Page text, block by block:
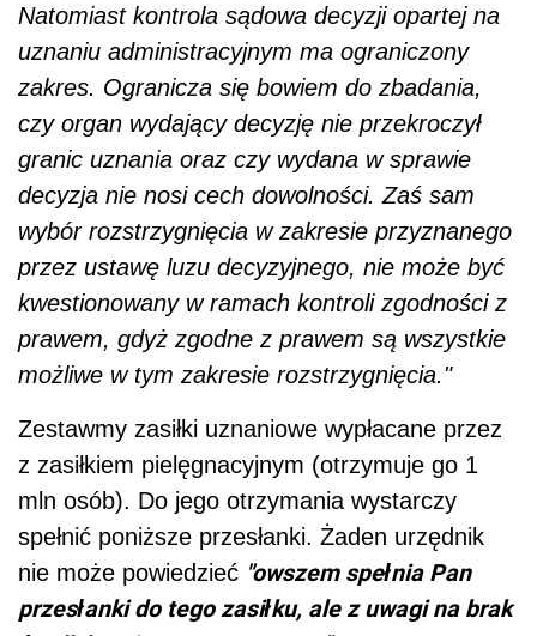
Natomiast kontrola sądowa decyzji opartej na
uznaniu administracyjnym ma ograniczony
zakres. Ogranicza się bowiem do zbadania,
czy organ wydający decyzję nie przekroczył
granic uznania oraz czy wydana w sprawie
decyzja nie nosi cech dowolności. Zaś sam
wybór rozstrzygnięcia w zakresie przyznanego
przez ustawę luzu decyzyjnego, nie może być
kwestionowany w ramach kontroli zgodności z
prawem, gdyż zgodne z prawem są wszystkie
możliwe w tym zakresie rozstrzygnięcia."
Zestawmy zasiłki uznaniowe wypłacane przez
z zasiłkiem pielęgnacyjnym (otrzymuje go 1
mln osób). Do jego otrzymania wystarczy
spełnić poniższe przesłanki. Żaden urzędnik
nie może powiedzieć "owszem spełnia Pan
przesłanki do tego zasiłku, ale z uwagi na brak